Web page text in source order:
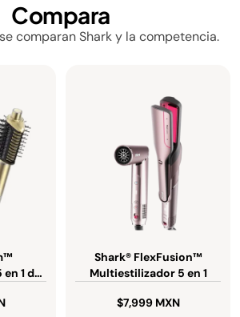
Compara
comparan Shark y la competencia.
1 de
Shark® FlexFusion™
Multiestilizador 5 en 1
$7,999 MXN